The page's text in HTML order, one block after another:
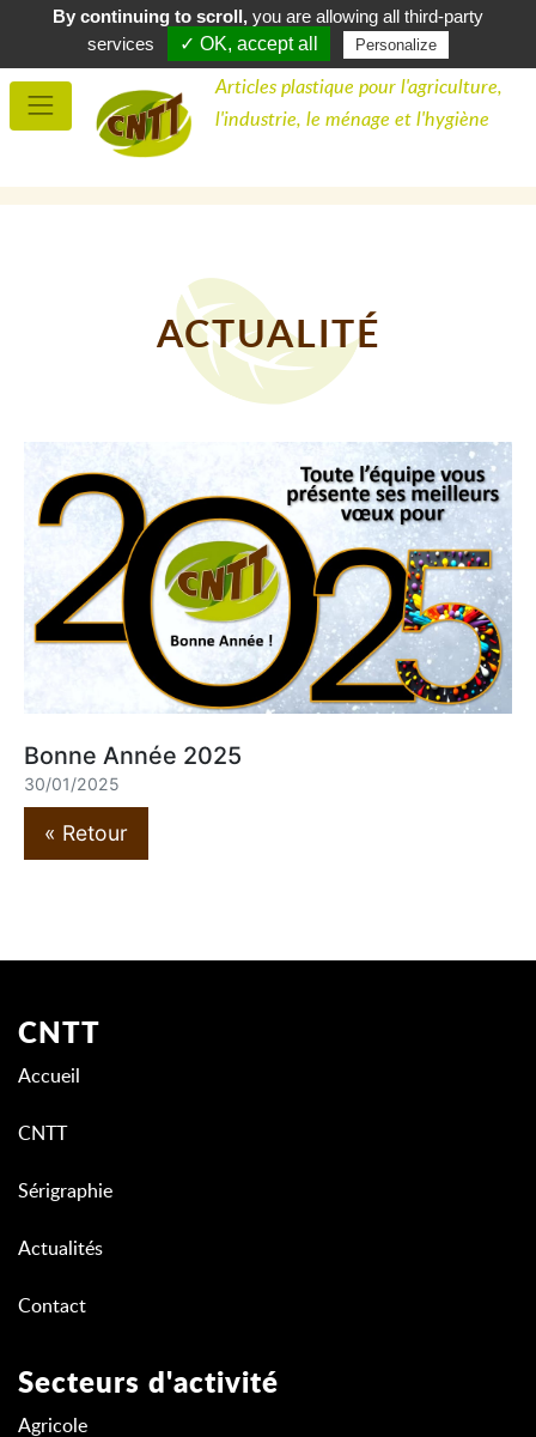
0,00 € Panier ( 0 )
Articles plastique pour l'agriculture,
l'industrie, le ménage et l'hygiène
ACTUALITÉ
Bonne Année 2025
30/01/2025
« Retour
CNTT
Accueil
CNTT
Sérigraphie
Actualités
Contact
Secteurs d'activité
Agricole
By continuing to scroll,you are allowing all third-party
services
✓ OK, accept all Personalize